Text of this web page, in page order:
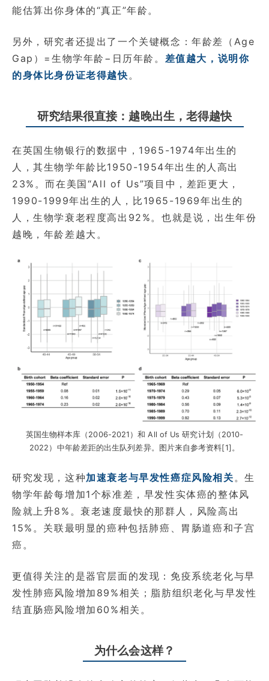
能估算出你身体的“真正”年龄。
另外，研究者还提出了一个关键概念：年龄差（Age
Gap）=生物学年龄−日历年龄。 差值越大，说明你
的身体比身份证老得越快 。
研究结果很直接：越晚出生，老得越快
在英国生物银行的数据中，1965-1974年出生的
人，其生物学年龄比1950-1954年出生的人高出
23%。而在美国“All of Us”项目中，差距更大，
1990-1999年出生的人，比1965-1969年出生的
人，生物学衰老程度高出92%。也就是说，出生年份
越晚，年龄差越大。
英国生物样本库（2006-2021）和 All of Us 研究计划（2010-
2022）中年龄差距的出生队列差异。图片来自参考资料[1]。
研究发现，这种加速衰老与早发性癌症风险相关 。生
物学年龄每增加1个标准差，早发性实体癌的整体风
险就上升8%。衰老速度最快的那群人，风险高出
15%。关联最明显的癌种包括肺癌、胃肠道癌和子宫
癌。
更值得关注的是器官层面的发现：免疫系统老化与早
发性肺癌风险增加89%相关；脂肪组织老化与早发性
结直肠癌风险增加60%相关。
为什么会这样？